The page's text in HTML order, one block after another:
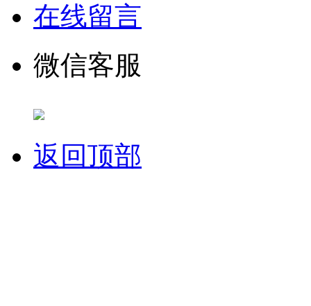
在线留言
微信客服
返回顶部